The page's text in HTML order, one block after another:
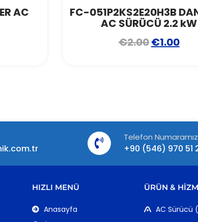
AC FC-051P2KS2E20H3B
AC SÜRÜCÜ 2.2 kW
€2.00€1.00
Telefon
+90 (546) 970 51
HIZLI MENÜ
Anasayfa
ÜRÜN &
AC Sürücü